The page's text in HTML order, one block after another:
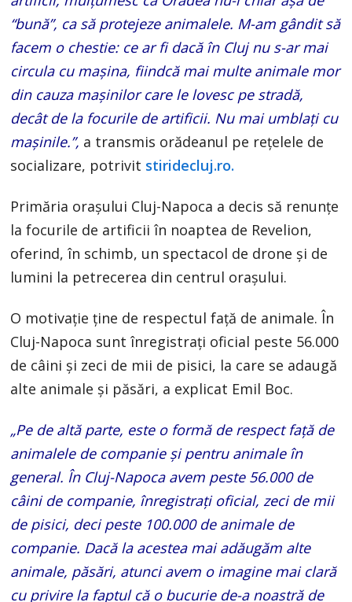
“bună”, ca să protejeze animalele. M-am gândit să
facem o chestie: ce ar fi dacă în Cluj nu s-ar mai
circula cu mașina, fiindcă mai multe animale mor
din cauza mașinilor care le lovesc pe stradă,
decât de la focurile de artificii. Nu mai umblați cu
mașinile.”, a transmis orădeanul pe rețelele de
socializare, potrivit stiridecluj.ro.
Primăria orașului Cluj-Napoca a decis să renunțe
la focurile de artificii în noaptea de Revelion,
oferind, în schimb, un spectacol de drone și de
lumini la petrecerea din centrul orașului.
O motivație ține de respectul față de animale. În
Cluj-Napoca sunt înregistrați oficial peste 56.000
de câini și zeci de mii de pisici, la care se adaugă
alte animale și păsări, a explicat Emil Boc.
„Pe de altă parte, este o formă de respect față de
animalele de companie și pentru animale în
general. În Cluj-Napoca avem peste 56.000 de
câini de companie, înregistrați oficial, zeci de mii
de pisici, deci peste 100.000 de animale de
companie. Dacă la acestea mai adăugăm alte
animale, păsări, atunci avem o imagine mai clară
cu privire la faptul că o bucurie de-a noastră de